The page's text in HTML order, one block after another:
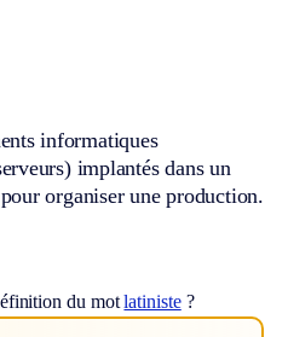
informatiques
implantés dans un
organiser une production.
du motlatiniste?